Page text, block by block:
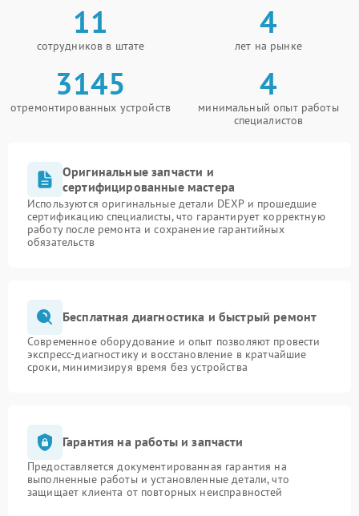
11
сотрудников в штате
4
лет на рынке
3145
отремонтированных устройств
4
минимальный опыт работы
специалистов
Оригинальные запчасти и
сертифицированные мастера
Используются оригинальные детали DEXP и прошедшие
сертификацию специалисты, что гарантирует корректную
работу после ремонта и сохранение гарантийных
обязательств
Бесплатная диагностика и быстрый ремонт
Современное оборудование и опыт позволяют провести
экспресс-диагностику и восстановление в кратчайшие
сроки, минимизируя время без устройства
Гарантия на работы и запчасти
Предоставляется документированная гарантия на
выполненные работы и установленные детали, что
защищает клиента от повторных неисправностей